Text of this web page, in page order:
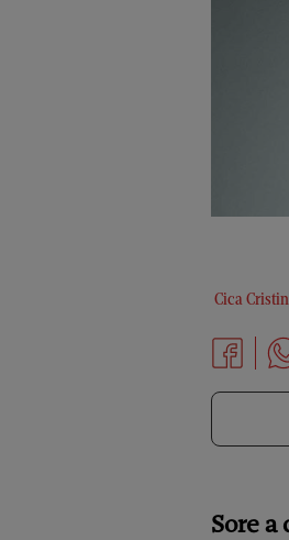
Cica
Sore a